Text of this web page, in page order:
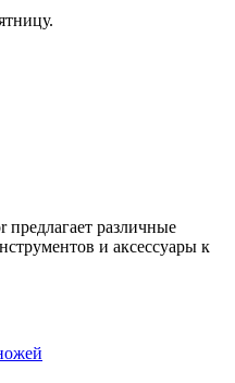
предлагает различные
и аксессуары к